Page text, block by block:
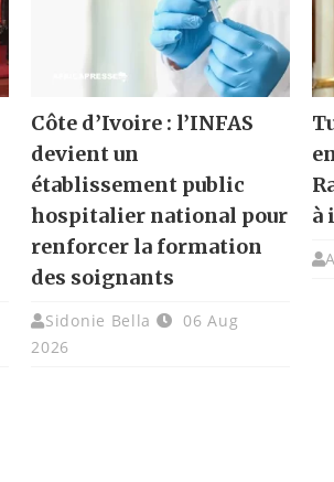
Côte d’Ivoire : l’INFAS
devient un
établissement public
hospitalier national pour
renforcer la formation
des soignants
Sidonie Bella
06 Aug
2026
à